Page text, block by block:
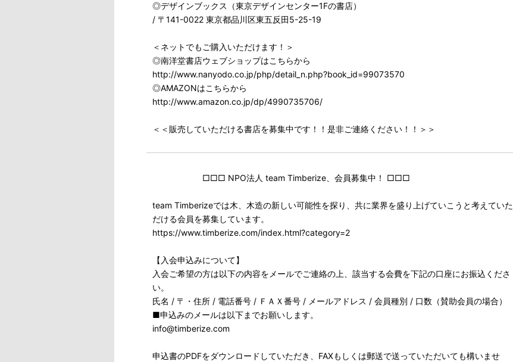
◎デザインブックス（東京デザインセンター1Fの書店）
/ 〒141-0022 東京都品川区東五反田5-25-19
＜ネットでもご購入いただけます！＞
◎南洋堂書店ウェブショップはこちらから
http://www.nanyodo.co.jp/php/detail_n.php?book_id=99073570
◎AMAZONはこちらから
http://www.amazon.co.jp/dp/4990735706/
＜＜販売していただける書店を募集中です！！是非ご連絡ください！！＞＞
□□□ NPO法人 team Timberize、会員募集中！ □□□
team Timberizeでは木、木造の新しい可能性を探り、共に業界を盛り上げていこうと考えていた
だける会員を募集しています。
https://www.timberize.com/index.html?category=2
【入会申込みについて】
入会ご希望の方は以下の内容をメールでご連絡の上、該当する会費を下記の口座にお振込くださ
い。
氏名 / 〒・住所 / 電話番号 / ＦＡＸ番号 / メールアドレス / 会員種別 / 口数（賛助会員の場合）
■申込みのメールは以下までお願いします。
info@timberize.com
申込書のPDFをダウンロードしていただき、FAXもしくは郵送で送っていただいても構いませ